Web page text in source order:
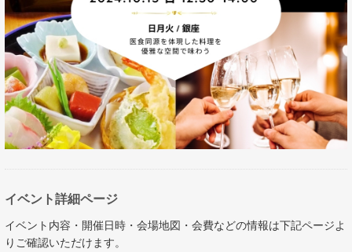
イベント詳細ページ
イベント内容・開催日時・会場地図・会費などの情報は下記ページよ
りご確認いただけます。